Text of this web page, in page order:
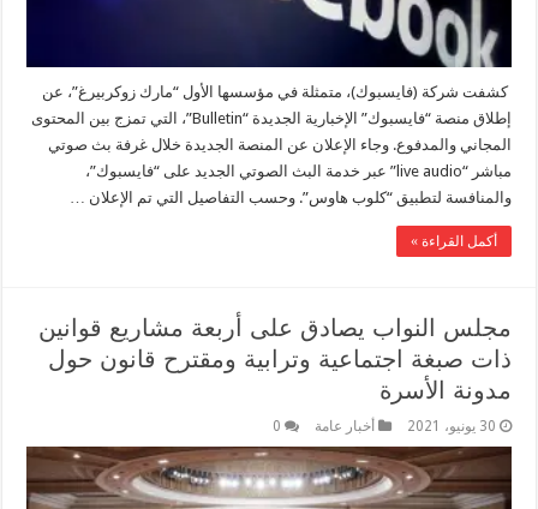
كشفت شركة (فايسبوك)، متمثلة في مؤسسها الأول “مارك زوكربيرغ”، عن
إطلاق منصة “فايسبوك” الإخبارية الجديدة “Bulletin”، التي تمزج بين المحتوى
المجاني والمدفوع. وجاء الإعلان عن المنصة الجديدة خلال غرفة بث صوتي
مباشر “live audio” عبر خدمة البث الصوتي الجديد على “فايسبوك”،
والمنافسة لتطبيق “كلوب هاوس”. وحسب التفاصيل التي تم الإعلان …
أكمل القراءة »
مجلس النواب يصادق على أربعة مشاريع قوانين
ذات صبغة اجتماعية وترابية ومقترح قانون حول
مدونة الأسرة‎‎
30 يونيو، 2021 أخبار عامة 0